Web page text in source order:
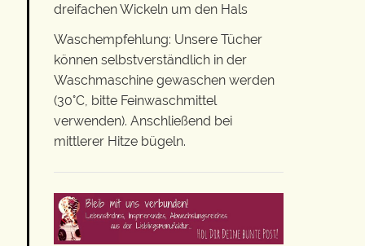
dreifachen Wickeln um den Hals
Waschempfehlung: Unsere Tücher
können selbstverständlich in der
Waschmaschine gewaschen werden
(30°C, bitte Feinwaschmittel
verwenden). Anschließend bei
mittlerer Hitze bügeln.